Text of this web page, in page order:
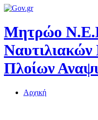
Μητρώο
Ναυτιλιακών
Πλοίων
Αρχική